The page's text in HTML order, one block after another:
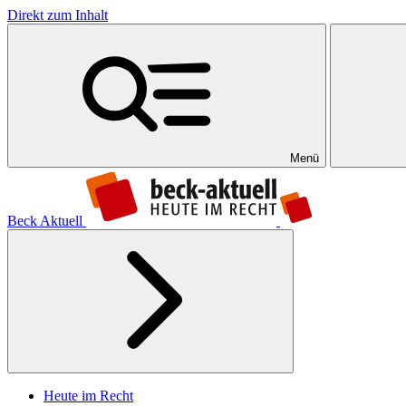
Direkt zum Inhalt
Menü
Beck Aktuell
Heute im Recht